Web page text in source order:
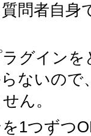
問者自身
グイン
ないので
ん。
1つずつ